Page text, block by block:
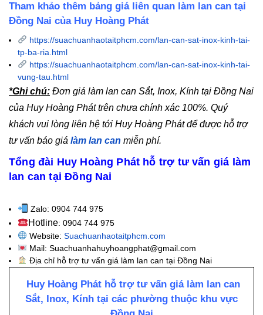
Tham khảo thêm bảng giá liên quan làm lan can tại
Đồng Nai của Huy Hoàng Phát
https://suachuanhaotaitphcm.com/lan-can-sat-inox-kinh-tai-
tp-ba-ria.html
https://suachuanhaotaitphcm.com/lan-can-sat-inox-kinh-tai-
vung-tau.html
*Ghi chú: Đơn giá làm lan can Sắt, Inox, Kính tại Đồng Nai
của Huy Hoàng Phát trên chưa chính xác 100%. Quý
khách vui lòng liên hệ tới Huy Hoàng Phát để được hỗ trợ
tư vấn báo giá làm lan can miễn phí.
Tổng đài Huy Hoàng Phát hỗ trợ tư vấn giá làm
lan can tại Đồng Nai
Zalo: 0904 744 975
Hotline: 0904 744 975
Website: Suachuanhaotaitphcm.com
Mail: Suachuanhahuyhoangphat@gmail.com
Địa chỉ hỗ trợ tư vấn giá làm lan can tại Đồng Nai
Huy Hoàng Phát hỗ trợ tư vấn giá làm lan can
Sắt, Inox, Kính tại các phường thuộc khu vực